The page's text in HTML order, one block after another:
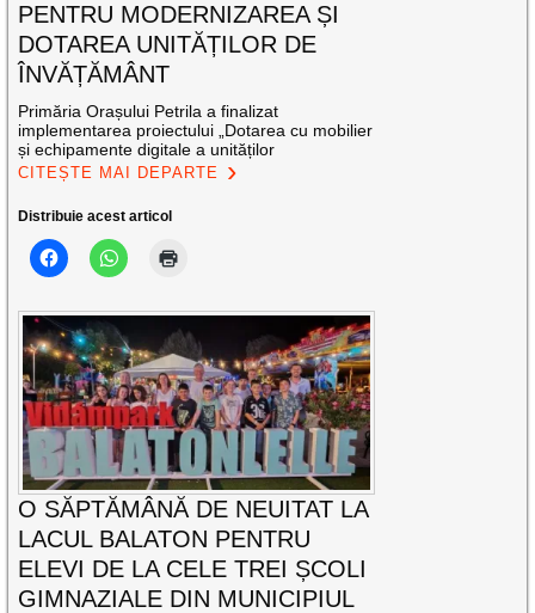
PENTRU MODERNIZAREA ȘI
DOTAREA UNITĂȚILOR DE
ÎNVĂȚĂMÂNT
Primăria Orașului Petrila a finalizat
implementarea proiectului „Dotarea cu mobilier
și echipamente digitale a unităților
CITEȘTE MAI DEPARTE
Distribuie acest articol
O SĂPTĂMÂNĂ DE NEUITAT LA
LACUL BALATON PENTRU
ELEVI DE LA CELE TREI ȘCOLI
GIMNAZIALE DIN MUNICIPIUL